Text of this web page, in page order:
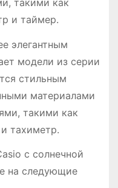
и таймер.
элегантным
модели из серии
стильным
материалами
такими как
тахиметр.
с солнечной
на следующие